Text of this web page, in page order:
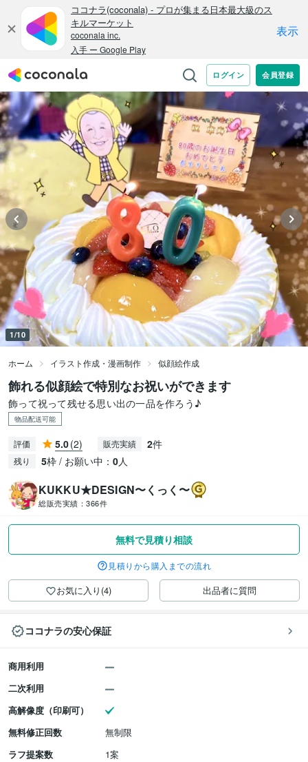
1/10
ホーム イラスト作成・漫画制作 似顔絵作成
飾れる似顔絵で特別なお祝いができます
飾って祝って残せる思い出の一品を作ろう♪
物品配送可能
評価 5.0(2) 販売実績 2件
残り 5枠 / お願い中： 0人
KUKKU★DESIGN〜くっく〜
総販売実績： 366件
無料で見積り相談
見積りから購入までの流れ
お気に入り(4) 出品者に質問
ココナラの安心保証
商用利用
二次利用
高解像度（印刷可）
無料修正回数
無制限
ラフ提案数
1案